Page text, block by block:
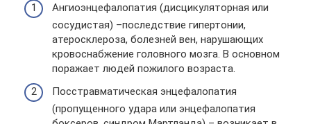
Ангиоэнцефалопатия (дисцикуляторная или
сосудистая) –последствие гипертонии,
атеросклероза, болезней вен, нарушающих
кровоснабжение головного мозга. В основном
поражает людей пожилого возраста.
Посстравматическая энцефалопатия
(пропущенного удара или энцефалопатия